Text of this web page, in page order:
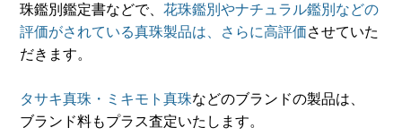
珠鑑別鑑定書などで、花珠鑑別やナチュラル鑑別などの
評価がされている真珠製品は、さらに高評価させていた
だきます。
タサキ真珠・ミキモト真珠などのブランドの製品は、
ブランド料もプラス査定いたします。